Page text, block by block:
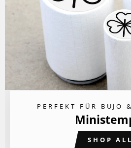
PERFEKT FÜR BUJO
SHOP ALL